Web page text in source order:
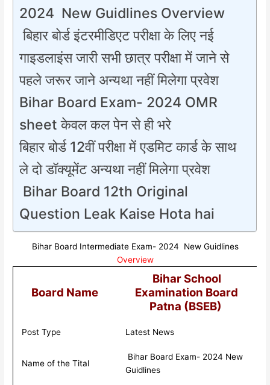
2024 New Guidlines Overview
बिहार बोर्ड इंटरमीडिएट परीक्षा के लिए नई
गाइडलाइंस जारी सभी छात्र परीक्षा में जाने से
पहले जरूर जाने अन्यथा नहीं मिलेगा प्रवेश
Bihar Board Exam- 2024 OMR
sheet केवल कल पेन से ही भरे
बिहार बोर्ड 12वीं परीक्षा में एडमिट कार्ड के साथ
ले दो डॉक्यूमेंट अन्यथा नहीं मिलेगा प्रवेश
Bihar Board 12th Original
Question Leak Kaise Hota hai
Bihar Board Intermediate Exam- 2024 New Guidlines
Overview
Board Name
Bihar School
Examination Board
Patna (BSEB)
Post Type Latest News
Name of the Tital
Bihar Board Exam- 2024 New
Guidlines